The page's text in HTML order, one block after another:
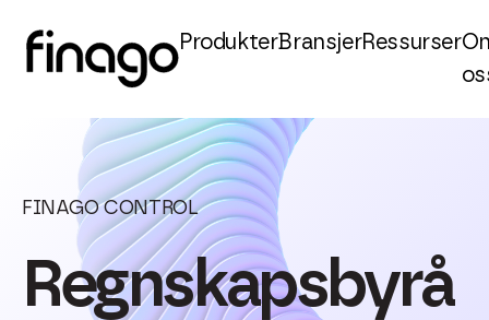
ProdukterBransjerRessurser
FINAGO CONTROL
Regnskapsbyrå